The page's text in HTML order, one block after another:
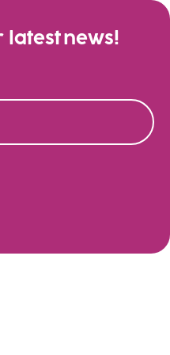
latest news!